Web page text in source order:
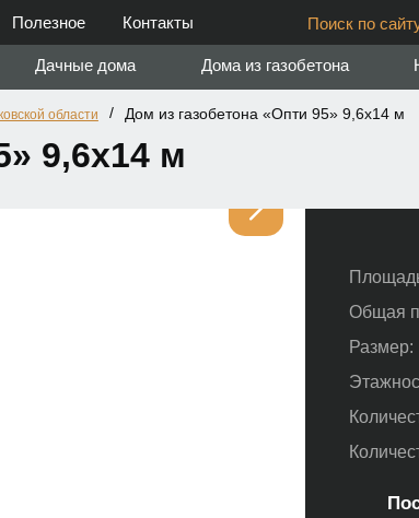
Полезное Контакты Поиск по
Дачные дома Дома из газобетона
области / Дом из газобетона «Опти 95» 9,6х14 м
9,6х14 м
Общая
Размер: